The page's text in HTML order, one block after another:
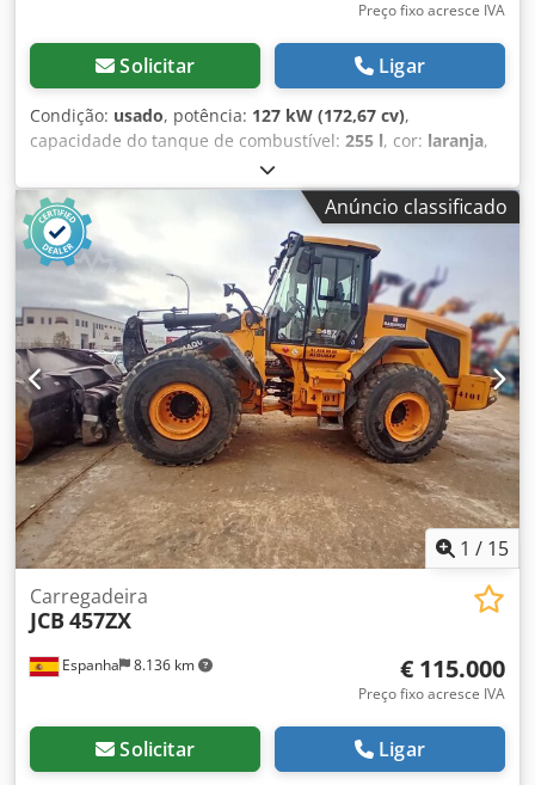
Preço fixo acresce IVA
Solicitar Ligar
Condição: usado, potência: 127 kW (172,67 cv),
capacidade do tanque de combustível: 255 l, cor: laranja,
2.750 mm, Ano de fabrico:
de funcionamento:6.540 h, Peso vazio: 14.400 kg
Dimensões (C x L x A): 772 x 264 x 328 cm Dedpfoy Takiex
Akhjck Tipo de motor: Doosan Doosan DL06K Tier IIIB
Anúncio classificado
1 / 15
Espanha 8.136 km
Carregadeira
JCB 457ZX
€ 115.000
Preço fixo acresce IVA
Solicitar Ligar